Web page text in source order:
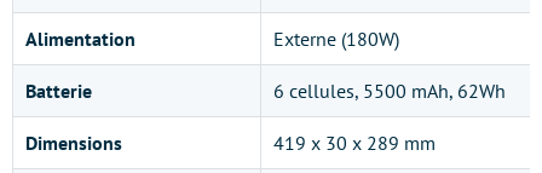
Alimentation Externe (180W)
Batterie 6 cellules, 5500 mAh, 62Wh
Dimensions 419 x 30 x 289 mm